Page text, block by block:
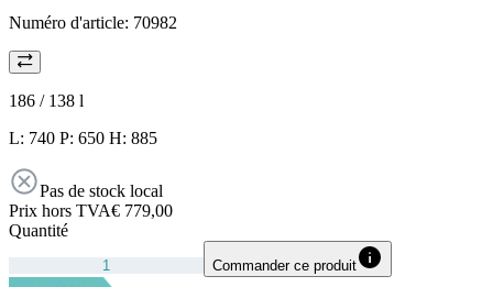
Numéro d'article: 70982
186 / 138 l
L: 740 P: 650 H: 885
Pas de stock local
Prix hors TVA€ 779,00
Quantité
Commander ce produit